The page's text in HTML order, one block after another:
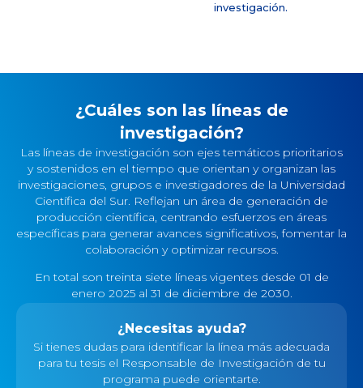
investigación.
¿Cuáles son las líneas de
investigación?
Las líneas de investigación son ejes temáticos prioritarios
y sostenidos en el tiempo que orientan y organizan las
investigaciones, grupos e investigadores de la Universidad
Científica del Sur. Reflejan un área de generación de
producción científica, centrando esfuerzos en áreas
específicas para generar avances significativos, fomentar la
colaboración y optimizar recursos.
En total son treinta siete líneas vigentes desde 01 de
enero 2025 al 31 de diciembre de 2030.
¿Necesitas ayuda?
Si tienes dudas para identificar la línea más adecuada
para tu tesis el Responsable de Investigación de tu
programa puede orientarte.